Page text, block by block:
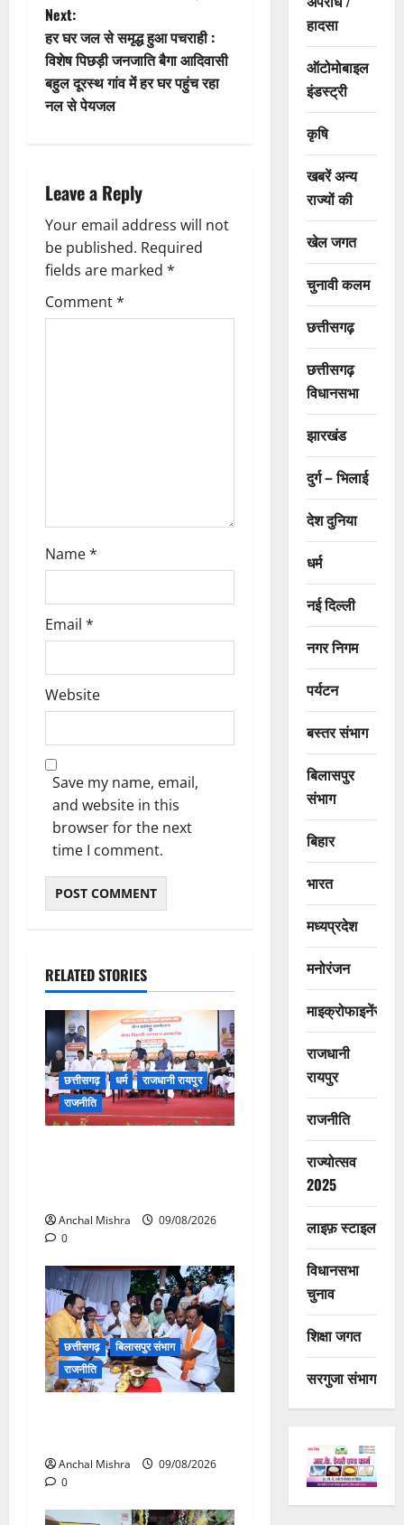
t
n
a
i
g
a
t
Next:
हर घर जल से समृद्ध हुआ पचराही :
विशेष पिछड़ी जनजाति बैगा आदिवासी
बहुल दूरस्थ गांव में हर घर पहुंच रहा
नल से पेयजल
Leave a Reply
Your email address will not
be published. Required
fields are marked *
Comment*
Name*
Email *
Website
Save my name, email,
and website in this
browser for the next
time I comment.
RELATED STORIES
छत्तीसगढ़ धर्म
राजधानी रायपुर
राजनीति
Anchal Mishra
09/08/2026
0
छत्तीसगढ़
बिलासपुर संभाग
राजनीति
Anchal Mishra
09/08/2026
0
हादसा
ऑटोमोबाइल
इंडस्ट्री
कृषि
खबरें अन्य
राज्यों की
खेल जगत
चुनावी कलम
छत्तीसगढ़
छत्तीसगढ़
विधानसभा
झारखंड
दुर्ग – भिलाई
देश दुनिया
धर्म
नई दिल्ली
नगर निगम
पर्यटन
बस्तर संभाग
बिलासपुर
संभाग
बिहार
भारत
मध्यप्रदेश
मनोरंजन
माइक्रोफाइनेंस
राजधानी
रायपुर
राजनीति
राज्योत्सव
2025
लाइफ़ स्टाइल
विधानसभा
चुनाव
शिक्षा जगत
सरगुजा संभाग